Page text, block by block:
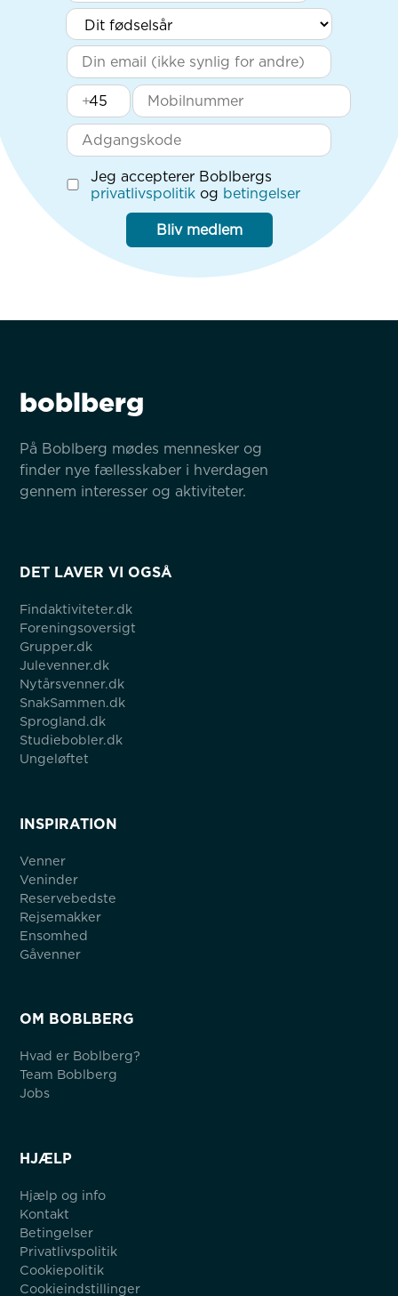
+
Jeg accepterer Boblbergs
privatlivspolitik og betingelser
Bliv medlem
boblberg
På Boblberg mødes mennesker og
finder nye fællesskaber i hverdagen
gennem interesser og aktiviteter.
DET LAVER VI OGSÅ
Findaktiviteter.dk
Foreningsoversigt
Grupper.dk
Julevenner.dk
Nytårsvenner.dk
SnakSammen.dk
Sprogland.dk
Studiebobler.dk
Ungeløftet
INSPIRATION
Venner
Veninder
Reservebedste
Rejsemakker
Ensomhed
Gåvenner
OM BOBLBERG
Hvad er Boblberg?
Team Boblberg
Jobs
HJÆLP
Hjælp og info
Kontakt
Betingelser
Privatlivspolitik
Cookiepolitik
Cookieindstillinger